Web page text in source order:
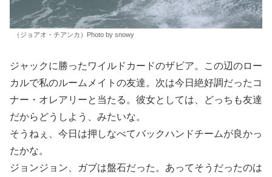
（ジョアオ・チアンカ）Photo by snowy
ジャックに勝ったワイルドカードのザビア。この辺のロー
カルで私のルームメイトの友達。次は今日絶好調だったコ
ナー・オレアリーと当たる。彼女としては、どっちも友達
だからどうしよう、みたいな。
そうねぇ、今日は押しなべてバックハンドチームが良かっ
たかな。
ジョンジョン、ガブは盤石だった。あってそうだったのは